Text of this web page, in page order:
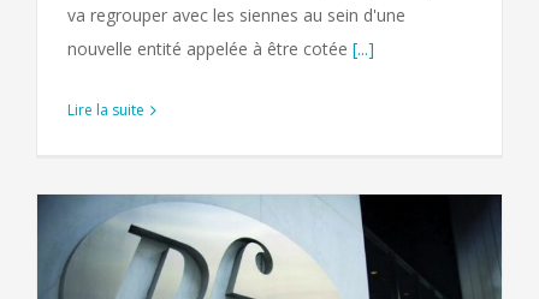
va regrouper avec les siennes au sein d'une
nouvelle entité appelée à être cotée [...]
Lire la suite